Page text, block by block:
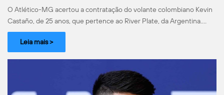
O Atlético-MG acertou a contratação do volante colombiano Kevin
Castaño, de 25 anos, que pertence ao River Plate, da Argentina.…
Leia mais >